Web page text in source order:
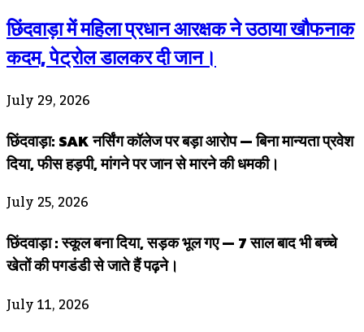
छिंदवाड़ा में महिला प्रधान आरक्षक ने उठाया खौफनाक
कदम, पेट्रोल डालकर दी जान।
July 29, 2026
छिंदवाड़ा: SAK नर्सिंग कॉलेज पर बड़ा आरोप — बिना मान्यता प्रवेश
दिया, फीस हड़पी, मांगने पर जान से मारने की धमकी।
July 25, 2026
छिंदवाड़ा : स्कूल बना दिया, सड़क भूल गए — 7 साल बाद भी बच्चे
खेतों की पगडंडी से जाते हैं पढ़ने।
July 11, 2026